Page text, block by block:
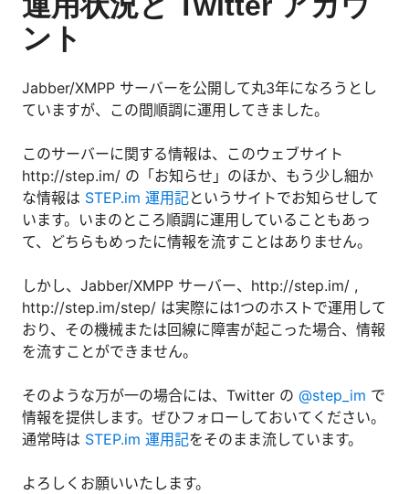
ント
Jabber/XMPP サーバーを公開して丸3年になろうとし
ていますが、この間順調に運用してきました。
このサーバーに関する情報は、このウェブサイト
http://step.im/ の「お知らせ」のほか、もう少し細か
な情報は STEP.im 運用記というサイトでお知らせして
います。いまのところ順調に運用していることもあっ
て、どちらもめったに情報を流すことはありません。
しかし、Jabber/XMPP サーバー、http://step.im/ ,
http://step.im/step/ は実際には1つのホストで運用して
おり、その機械または回線に障害が起こった場合、情報
を流すことができません。
そのような万が一の場合には、Twitter の @step_im で
情報を提供します。ぜひフォローしておいてください。
通常時は STEP.im 運用記をそのまま流しています。
よろしくお願いいたします。